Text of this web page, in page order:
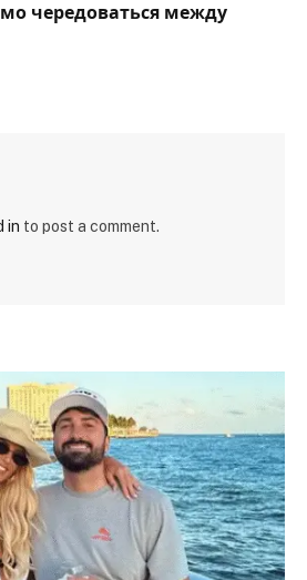
чередоваться между
in to post a comment.